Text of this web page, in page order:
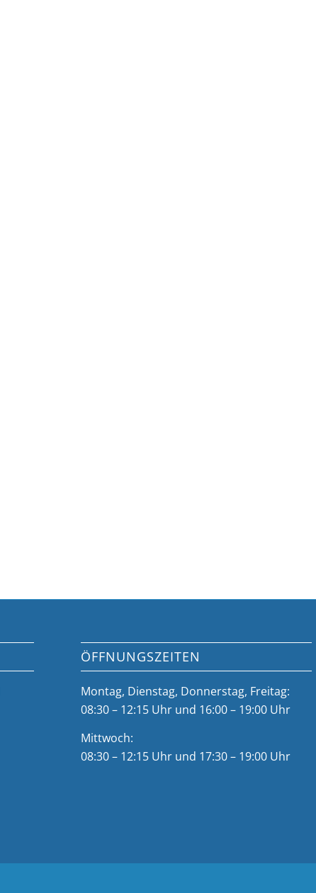
ÖFFNUNGSZEITEN
Montag, Dienstag, Donnerstag, Freitag:
08:30 – 12:15 Uhr und 16:00 – 19:00 Uhr
Mittwoch:
08:30 – 12:15 Uhr und 17:30 – 19:00 Uhr